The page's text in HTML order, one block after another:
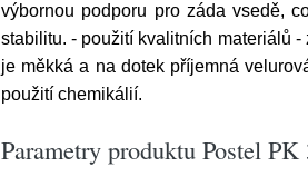
výbornou podporu pro záda vsedě,
stabilitu. - použití kvalitních materiálů
je měkká a na dotek příjemná
použití chemikálií.
Parametry produktu Postel